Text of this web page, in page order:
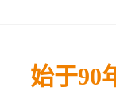
始于90